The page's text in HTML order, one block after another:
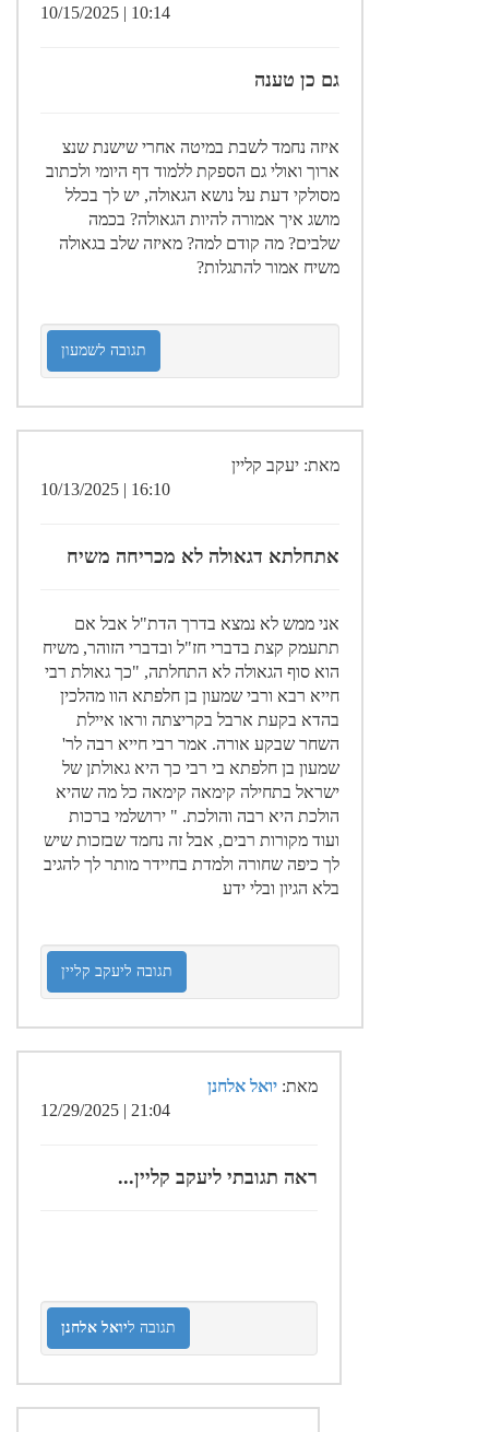
10:14 | 10/15/2025
גם כן טענה
איזה נחמד לשבת במיטה אחרי שישנת שנצ
ארוך ואולי גם הספקת ללמוד דף היומי ולכתוב
מסולקי דעת על נושא הגאולה, יש לך בכלל
מושג איך אמורה להיות הגאולה? בכמה
שלבים? מה קודם למה? מאיזה שלב בגאולה
משיח אמור להתגלות?
תגובה לשמעון
מאת: יעקב קליין
16:10 | 10/13/2025
אתחלתא דגאולה לא מכריחה משיח
אני ממש לא נמצא בדרך הדת"ל אבל אם
תתעמק קצת בדברי חז"ל ובדברי הזוהר, משיח
הוא סוף הגאולה לא התחלתה, "כך גאולת רבי
חייא רבא ורבי שמעון בן חלפתא הוו מהלכין
בהדא בקעת ארבל בקריצתה וראו איילת
השחר שבקע אורה. אמר רבי חייא רבה לר'
שמעון בן חלפתא בי רבי כך היא גאולתן של
ישראל בתחילה קימאה קימאה כל מה שהיא
הולכת היא רבה והולכת. " ירושלמי ברכות
ועוד מקורות רבים, אבל זה נחמד שבזכות שיש
לך כיפה שחורה ולמדת בחיידר מותר לך להגיב
בלא הגיון ובלי ידע
תגובה ליעקב קליין
מאת: יואל אלחנן
21:04 | 12/29/2025
ראה תגובתי ליעקב קליין...
תגובה ליואל אלחנן